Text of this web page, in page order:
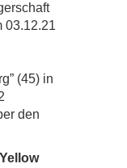
03.12.21
(45) in
den